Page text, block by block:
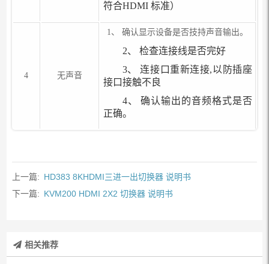
符合HDMI 标准）
4 无声音
1、 确认显示设备是否技持声音输出。
2、 检查连接线是否完好
3、 连接口重新连接,以防插座
接口接触不良
4、 确认输出的音频格式是否
正确。
上一篇: HD383 8KHDMI三进一出切换器 说明书
下一篇: KVM200 HDMI 2X2 切换器 说明书
相关推荐